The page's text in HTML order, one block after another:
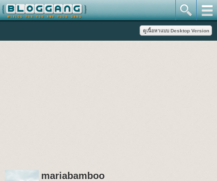
mariabamboo